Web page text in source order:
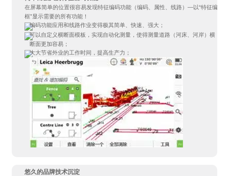
在屏幕简单的位置很容易发现特征编码功能（编码、属性、线路）—以“特征编码
框”显示需要的所有功能！
编码功能应用和线路作业变得极其简单、快速、强大；
可以自定义横断面模板，实现自动化测量，使得测量道路（河床、河岸）横
断面更加容易；
大大节省外业的工作时间，提高生产力；
悠久的品牌技术沉淀